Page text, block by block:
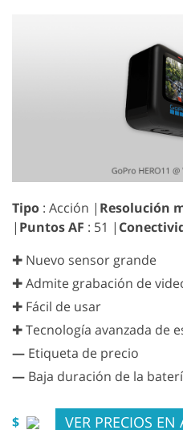
Tipo : Acción | Resolución
| Puntos AF : 51 |
✚ Nuevo sensor grande
✚ Admite grabación de
✚ Fácil de usar
✚ Tecnología avanzada de
— Etiqueta de precio
— Baja duración de la
$ VER PRECIOS EN